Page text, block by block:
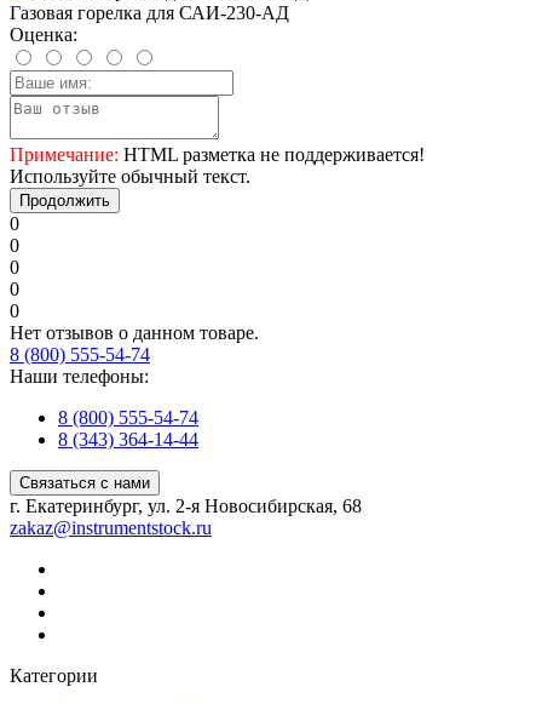
Газовая горелка для САИ-230-АД
Оценка:
Примечание: HTML разметка не поддерживается!
Используйте обычный текст.
Продолжить
0
0
0
0
0
Нет отзывов о данном товаре.
8 (800) 555-54-74
Наши телефоны:
8 (800) 555-54-74
8 (343) 364-14-44
Связаться с нами
г. Екатеринбург, ул. 2-я Новосибирская, 68
zakaz@instrumentstock.ru
Категории